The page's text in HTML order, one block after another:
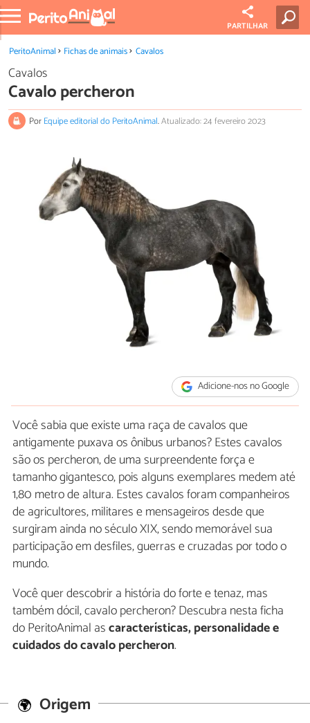
PARTILHAR
PeritoAnimal Fichas de animais Cavalos
Cavalos
Cavalo percheron
PorEquipe editorial do PeritoAnimal.Atualizado: 24 fevereiro 2023
Adicione-nos no Google
Você sabia que existe uma raça de cavalos que
antigamente puxava os ônibus urbanos? Estes cavalos
são os percheron, de uma surpreendente força e
tamanho gigantesco, pois alguns exemplares medem até
1,80 metro de altura. Estes cavalos foram companheiros
de agricultores, militares e mensageiros desde que
surgiram ainda no século XIX, sendo memorável sua
participação em desfiles, guerras e cruzadas por todo o
mundo.
Você quer descobrir a história do forte e tenaz, mas
também dócil, cavalo percheron? Descubra nesta ficha
do PeritoAnimal ascaracterísticas, personalidade e
cuidados do cavalo percheron.
Origem